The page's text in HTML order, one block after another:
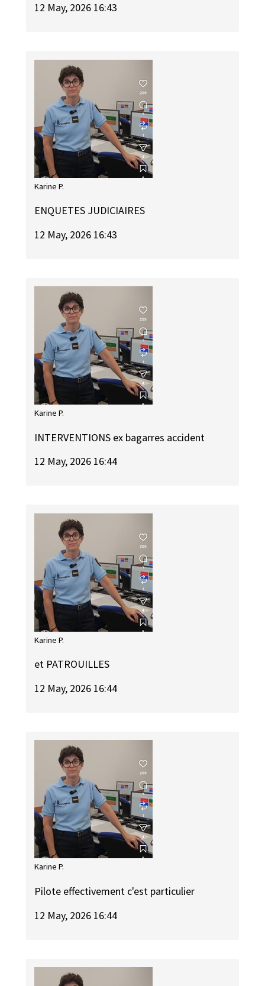
12 May, 2026 16:43
Karine P.
ENQUETES JUDICIAIRES
12 May, 2026 16:43
Karine P.
INTERVENTIONS ex bagarres accident
12 May, 2026 16:44
Karine P.
et PATROUILLES
12 May, 2026 16:44
Karine P.
Pilote effectivement c'est particulier
12 May, 2026 16:44